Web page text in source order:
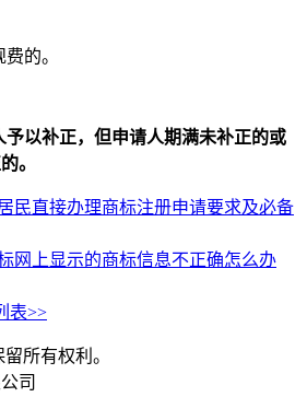
的。
以补正，但申请人期满未补正的或
。
民直接办理商标注册申请要求及必备
网上显示的商标信息不正确怎么办
表>>
所有权利。
司